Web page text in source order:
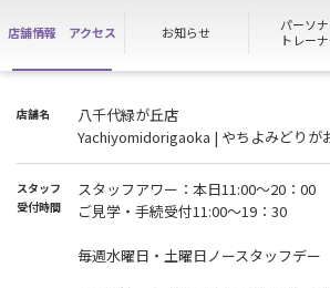
会員様は通常通り施設の利用は可能です。
ご不便をおかけいたしますが何卒よろしくお
入会・見学等のお手続きは原則予約が必要と
予約をされてない場合当日中のお手続きがお
ざいます。
月末にかけては大変多くのご予約がございま
可能かのお電話を推奨させていただいています
毎週水曜日・土曜日がノースタッフデイとな
※ハイスクールパスの利用・各種店頭手続き
店舗情報 アクセス お知らせ
パーソ
トレー
店舗名
八千代緑が丘店
Yachiyomidorigaoka | やちよみどりが
スタッフ
受付時間
スタッフアワー：本日11:00～20：00
ご見学・手続受付11:00～19：30
毎週水曜日・土曜日ノースタッフデー